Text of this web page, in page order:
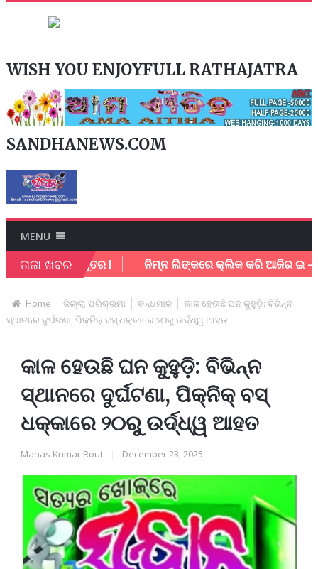
WISH YOU ENJOYFULL RATHAJATRA
SANDHANEWS.COM
MENU
ତାଜା ଖବର
ଗୁରୁତର l ନିମ୍ନ ଲିଙ୍କରେ କ୍ଲିକ କରି ଆଜିର ଇ – ପେପର
Home ଜିଲ୍ଲା ପରିକ୍ରମା କନ୍ଧମାଳ
କାଳ ହେଉଛି ଘନ କୁହୁଡ଼ି: ବିଭିନ୍ନ
ସ୍ଥାନରେ ଦୁର୍ଘଟଣା, ପିକ୍‌ନିକ୍‌ ବସ୍ ଧକ୍କାରେ ୨୦ରୁ ଉର୍ଦ୍ଧ୍ୱ ଆହତ
କାଳ ହେଉଛି ଘନ କୁହୁଡ଼ି: ବିଭିନ୍ନ
ସ୍ଥାନରେ ଦୁର୍ଘଟଣା, ପିକ୍‌ନିକ୍‌ ବସ୍
ଧକ୍କାରେ ୨୦ରୁ ଉର୍ଦ୍ଧ୍ୱ ଆହତ
Manas Kumar Rout December 23, 2025